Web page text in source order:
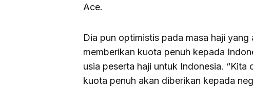
Ace.
Dia pun optimistis pada masa haji
memberikan kuota penuh kepada
usia peserta haji untuk Indonesia.
kuota penuh akan diberikan kepada